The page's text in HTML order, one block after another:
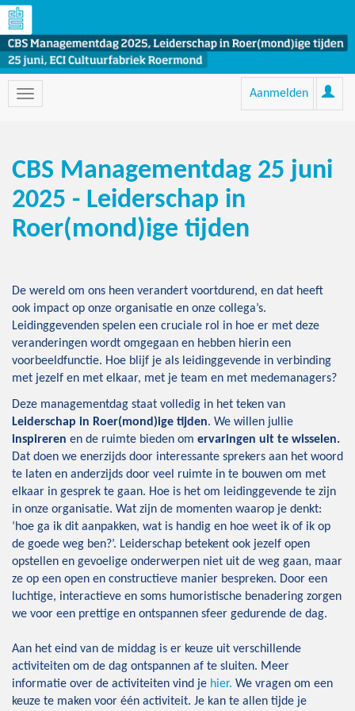
Aanmelden
CBS Managementdag 25 juni
2025 - Leiderschap in
Roer(mond)ige tijden
De wereld om ons heen verandert voortdurend, en dat heeft
ook impact op onze organisatie en onze collega’s.
Leidinggevenden spelen een cruciale rol in hoe er met deze
veranderingen wordt omgegaan en hebben hierin een
voorbeeldfunctie. Hoe blijf je als leidinggevende in verbinding
met jezelf en met elkaar, met je team en met medemanagers?
Deze managementdag staat volledig in het teken van
Leiderschap in Roer(mond)ige tijden. We willen jullie
inspireren en de ruimte bieden om ervaringen uit te wisselen.
Dat doen we enerzijds door interessante sprekers aan het woord
te laten en anderzijds door veel ruimte in te bouwen om met
elkaar in gesprek te gaan. Hoe is het om leidinggevende te zijn
in onze organisatie. Wat zijn de momenten waarop je denkt:
‘hoe ga ik dit aanpakken, wat is handig en hoe weet ik of ik op
de goede weg ben?’. Leiderschap betekent ook jezelf open
opstellen en gevoelige onderwerpen niet uit de weg gaan, maar
ze op een open en constructieve manier bespreken. Door een
luchtige, interactieve en soms humoristische benadering zorgen
we voor een prettige en ontspannen sfeer gedurende de dag.
Aan het eind van de middag is er keuze uit verschillende
activiteiten om de dag ontspannen af te sluiten. Meer
informatie over de activiteiten vind je hier. We vragen om een
keuze te maken voor één activiteit. Je kan te allen tijde je